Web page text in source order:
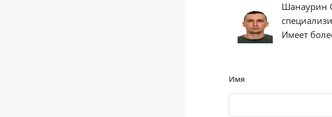
Шанаурин
Имеет
Имя